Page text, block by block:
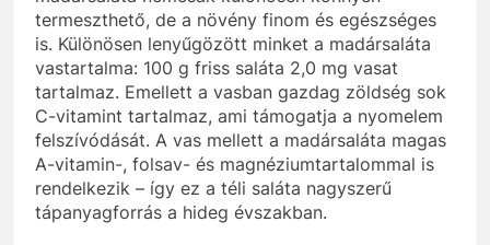
termeszthető, de a növény finom és egészséges
is. Különösen lenyűgözött minket a madársaláta
vastartalma: 100 g friss saláta 2,0 mg vasat
tartalmaz. Emellett a vasban gazdag zöldség sok
C-vitamint tartalmaz, ami támogatja a nyomelem
felszívódását. A vas mellett a madársaláta magas
A-vitamin-, folsav- és magnéziumtartalommal is
rendelkezik – így ez a téli saláta nagyszerű
tápanyagforrás a hideg évszakban.